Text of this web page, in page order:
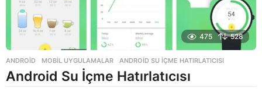
475 528
ANDROID ,MOBIL UYGULAMALAR ANDROID SU İÇME HATIRLATICISI
Android Su İçme Hatırlatıcısı